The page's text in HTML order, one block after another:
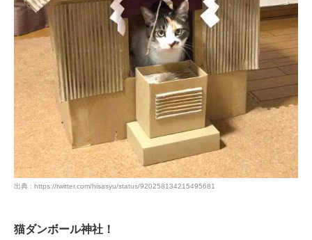
出典 : https://twitter.com/hisasyu/status/920258134215495681
猫ダンボール神社！